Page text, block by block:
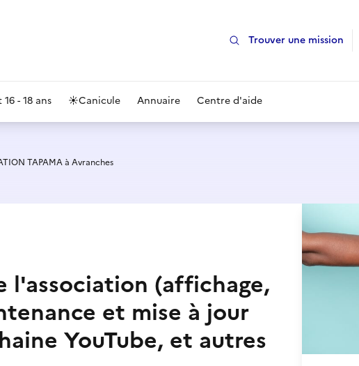
Trouver une mission
- 18 ans ☀️Canicule Annuaire Centre d'aide
TAPAMA à Avranches
l'association (affichage,
et mise à jour
YouTube, et autres